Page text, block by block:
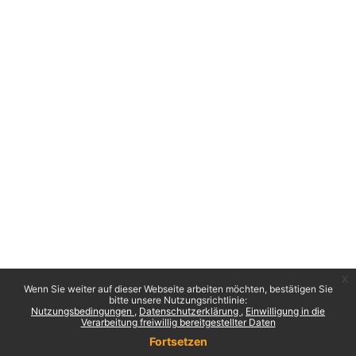
Wenn Sie weiter auf dieser Webseite arbeiten möchten, bestätigen Sie
bitte unsere Nutzungsrichtlinie:
Nutzungsbedingungen
Datenschutzerklärung
Einwilligung in die
Verarbeitung freiwillig bereitgestellter Daten
Fortsetzen